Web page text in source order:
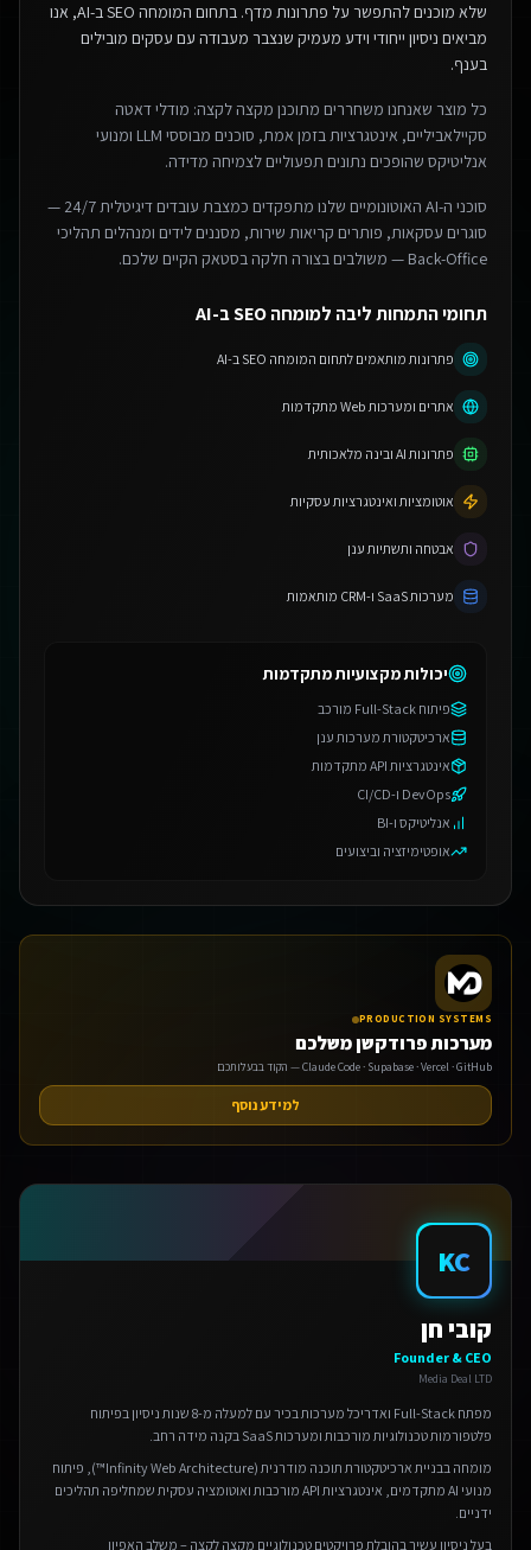
שלא מוכנים להתפשר על פתרונות מדף.
בתחום המומחה SEO ב-AI, אנו
מביאים ניסיון ייחודי וידע מעמיק שנצבר מעבודה עם עסקים מובילים
בענף.
כל מוצר שאנחנו משחררים מתוכנן מקצה לקצה: מודלי דאטה
סקיילאביליים, אינטגרציות בזמן אמת, סוכנים מבוססי LLM ומנועי
אנליטיקס שהופכים נתונים תפעוליים לצמיחה מדידה.
סוכני ה-AI האוטונומיים שלנו מתפקדים כמצבת עובדים דיגיטלית 24/7 —
סוגרים עסקאות, פותרים קריאות שירות, מסננים לידים ומנהלים תהליכי
Back-Office — משולבים בצורה חלקה בסטאק הקיים שלכם.
תחומי התמחות ליבה למומחה SEO ב-AI
פתרונות מותאמים לתחום המומחה SEO ב-AI
אתרים ומערכות Web מתקדמות
פתרונות AI ובינה מלאכותית
אוטומציות ואינטגרציות עסקיות
אבטחה ותשתיות ענן
מערכות SaaS ו-CRM מותאמות
יכולות מקצועיות מתקדמות
פיתוח Full-Stack מורכב
ארכיטקטורת מערכות ענן
אינטגרציות API מתקדמות
DevOps ו-CI/CD
אנליטיקס ו-BI
אופטימיזציה וביצועים
PRODUCTION SYSTEMS
מערכות פרודקשן משלכם
Claude Code · Supabase · Vercel · GitHub — הקוד בבעלותכם
למידע נוסף
KC
קובי חן
Founder & CEO
Media Deal LTD
מפתח Full-Stack ואדריכל מערכות בכיר עם למעלה מ-8 שנות ניסיון בפיתוח
פלטפורמות טכנולוגיות מורכבות ומערכות SaaS בקנה מידה רחב.
מומחה בבניית ארכיטקטורת תוכנה מודרנית (Infinity Web Architecture™), פיתוח
מנועי AI מתקדמים, אינטגרציות API מורכבות ואוטומציה עסקית שמחליפה תהליכים
ידניים.
בעל ניסיון עשיר בהובלת פרויקטים טכנולוגיים מקצה לקצה – משלב האפיון
אנו משתמשים בעוגיות כדי לשפר את חווית הגלישה שלך.
דחה
אישור הכל